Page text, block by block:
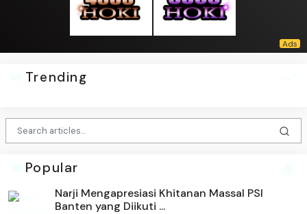
Trending
Popular
Narji Mengapresiasi Khitanan Massal PSI
Banten yang Diikuti ...